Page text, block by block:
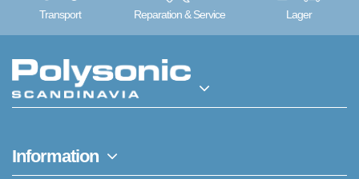
Transport Reparation & Service Lager
Information